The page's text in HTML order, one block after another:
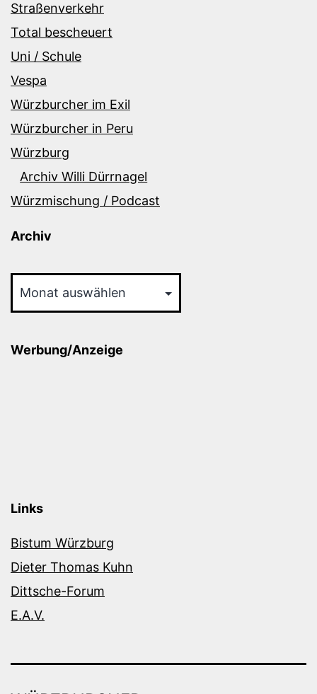
Straßenverkehr
Total bescheuert
Uni / Schule
Vespa
Würzburcher im Exil
Würzburcher in Peru
Würzburg
Archiv Willi Dürrnagel
Würzmischung / Podcast
Archiv
Werbung/Anzeige
Links
Bistum Würzburg
Dieter Thomas Kuhn
Dittsche-Forum
E.A.V.